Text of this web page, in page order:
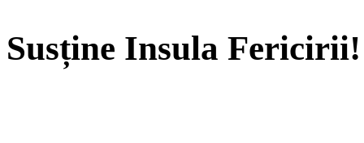
Susține Insula Fericirii!